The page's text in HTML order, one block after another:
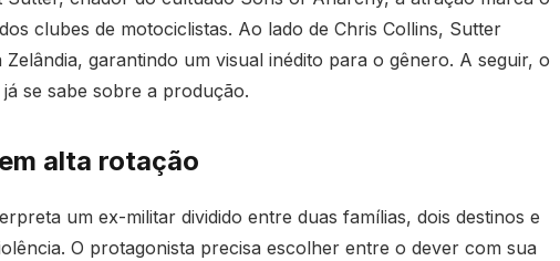
clubes de motociclistas. Ao lado de Chris Collins, Sutter
garantindo um visual inédito para o gênero. A seguir, o
se sabe sobre a produção.
alta rotação
um ex-militar dividido entre duas famílias, dois destinos e
O protagonista precisa escolher entre o dever com sua